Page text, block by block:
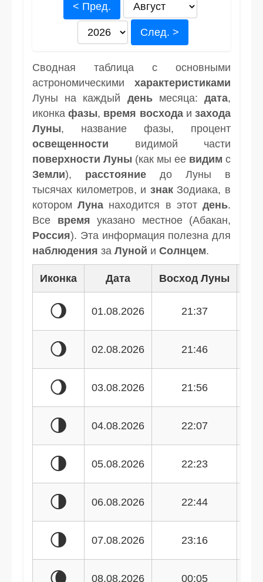
< Пред.
След. >
Сводная таблица с основными
астрономическими характеристиками
Луны на каждый деньмесяца:дата,
иконкафазы, время восходаизахода
Луны, название фазы, процент
освещенности видимой части
поверхности Луны (как мы ее видим с
Земли), расстояние до Луны в
тысячах километров, и знакЗодиака, в
которомЛуна находится в этотдень.
Все время указано местное (Абакан,
Россия). Эта информация полезна для
наблюдения за Луной и Солнцем.
Иконка Дата Восход Луны
🌖 01.08.2026 21:37
🌖 02.08.2026 21:46
🌖 03.08.2026 21:56
🌗 04.08.2026 22:07
🌗 05.08.2026 22:23
🌗 06.08.2026 22:44
🌗 07.08.2026 23:16
08.08.2026 00:05